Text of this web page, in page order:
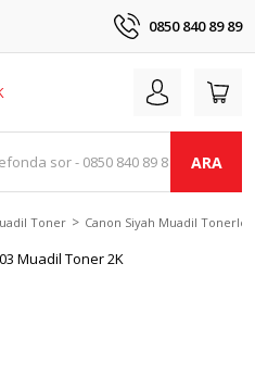
0850 840 89 89
ARA
Toner Canon Siyah Muadil Tonerler